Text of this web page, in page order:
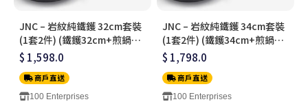
JNC – 岩紋純鐵鑊 32cm套裝
(1套2件) (鐵鑊32cm+煎鍋
26cm)
$ 1,598.0
商戶直送
100 Enterprises
JNC – 岩紋純鐵鑊 34cm套裝
(1套2件) (鐵鑊34cm+煎鍋
26cm)
$ 1,798.0
商戶直送
100 Enterprises